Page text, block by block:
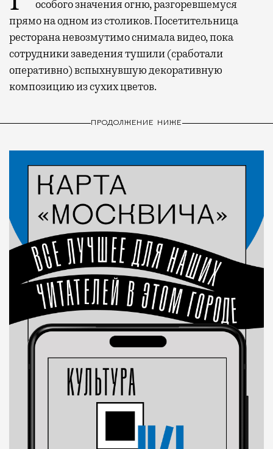
особого значения огню, разгоревшемуся
прямо на одном из столиков. Посетительница
ресторана невозмутимо снимала видео, пока
сотрудники заведения тушили (сработали
оперативно) вспыхнувшую декоративную
композицию из сухих цветов.
ПРОДОЛЖЕНИЕ НИЖЕ